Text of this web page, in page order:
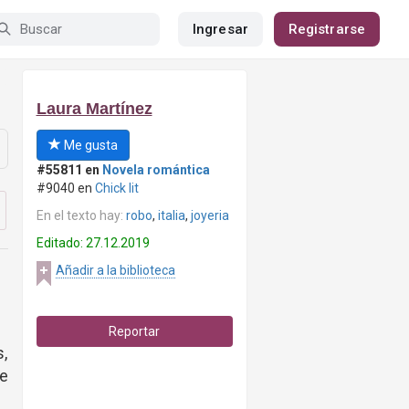
Ingresar Registrarse
Laura Martínez
Me gusta
#55811 en Novela romántica
#9040 en Chick lit
En el texto hay: robo, italia, joyeria
Editado: 27.12.2019
Añadir a la biblioteca
Reportar